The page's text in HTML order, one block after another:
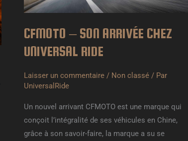
CFMOTO – SON ARRIVÉE CHEZ
UNIVERSAL RIDE
Laisser un commentaire / Non classé / Par
UniversalRide
Un nouvel arrivant CFMOTO est une marque qui
conçoit l’intégralité de ses véhicules en Chine,
grâce à son savoir-faire, la marque a su se
UNIVERSAL